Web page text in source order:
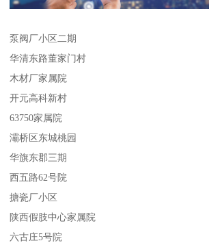
泵阀厂小区二期
华清东路董家门村
木材厂家属院
开元高科新村
63750家属院
灞桥区东城桃园
华旗东郡三期
西五路62号院
搪瓷厂小区
陕西假肢中心家属院
六古庄5号院